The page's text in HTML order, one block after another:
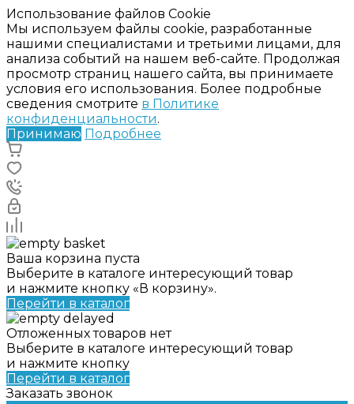
Использование файлов Cookie
Мы используем файлы cookie, разработанные
нашими специалистами и третьими лицами, для
анализа событий на нашем веб-сайте. Продолжая
просмотр страниц нашего сайта, вы принимаете
условия его использования. Более подробные
сведения смотрите в Политике
конфиденциальности.
Принимаю Подробнее
Ваша корзина пуста
Выберите в каталоге интересующий товар
и нажмите кнопку «В корзину».
Перейти в каталог
Отложенных товаров нет
Выберите в каталоге интересующий товар
и нажмите кнопку
Перейти в каталог
Заказать звонок